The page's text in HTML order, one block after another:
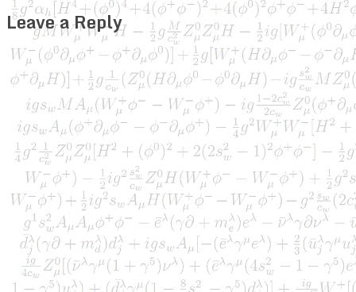
Leave a Reply